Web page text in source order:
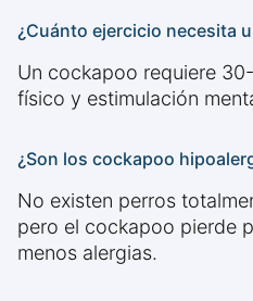
¿Cuánto ejercicio necesita
Un cockapoo requiere
físico y estimulación
¿Son los cockapoo
No existen perros
pero el cockapoo pierde
menos alergias.